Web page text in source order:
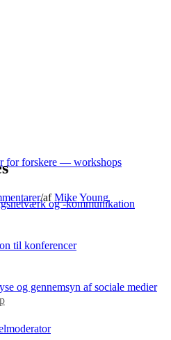
for forskere — workshops
og -kommunikation
til konferencer
og gennemsyn af sociale medier
/afMike Young